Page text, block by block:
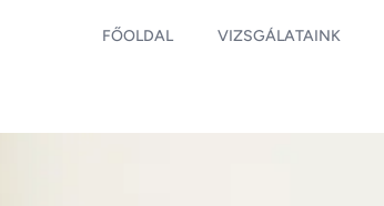
FŐOLDAL VIZSGÁLATAINK